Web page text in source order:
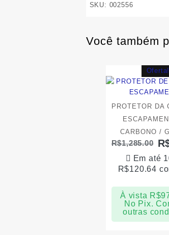
SKU: 002556
Você também
Oferta!
PROTETOR DA
CARBONO /
R$1,285.00
Em até
R$120.64
À vista R$
No Pix.
outras